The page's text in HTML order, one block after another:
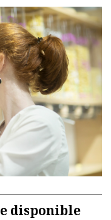
disponible